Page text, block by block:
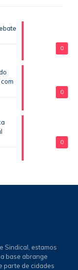
0
0
0
Sindical, estamos
base abrange
parte de cidades